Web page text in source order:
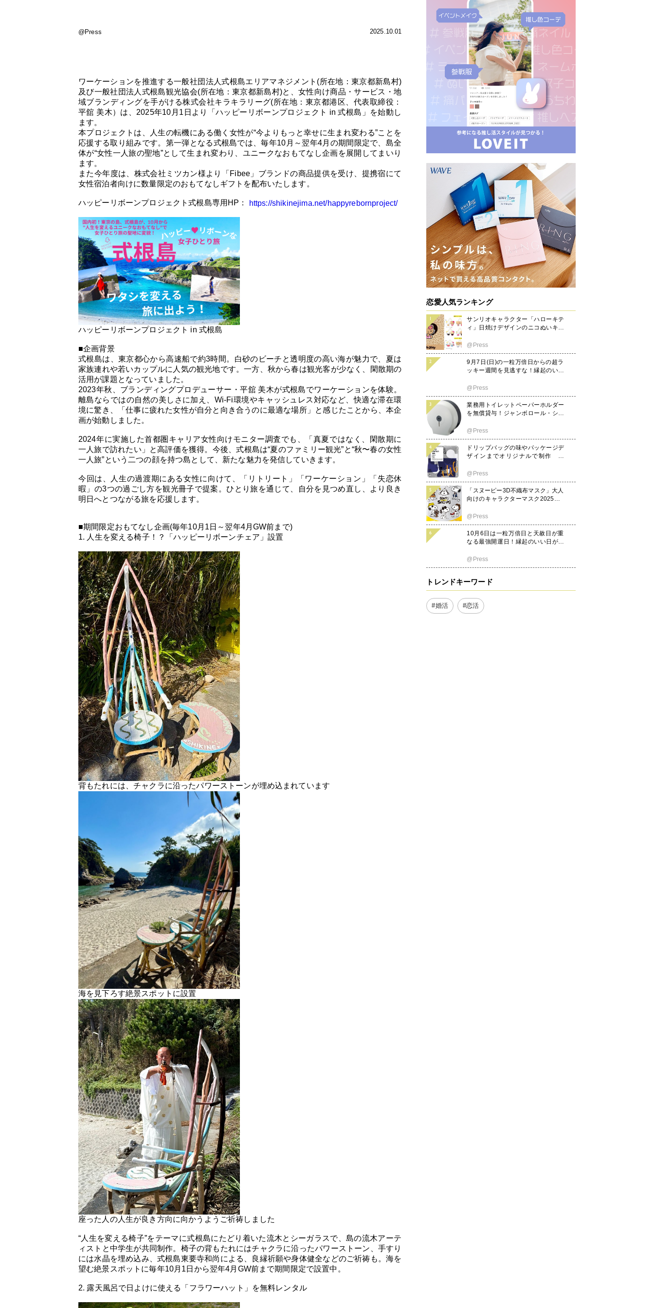
@Press 2025.10.01
ワーケーションを推進する一般社団法人式根島エリアマネジメント(所在地：東京都新島村)
及び一般社団法人式根島観光協会(所在地：東京都新島村)と、女性向け商品・サービス・地
域ブランディングを手がける株式会社キラキラリーグ(所在地：東京都港区、代表取締役：
平舘 美木）は、2025年10月1日より「ハッピーリボーンプロジェクト in 式根島」を始動し
ます。
本プロジェクトは、人生の転機にある働く女性が“今よりもっと幸せに生まれ変わる”ことを
応援する取り組みです。第一弾となる式根島では、毎年10月～翌年4月の期間限定で、島全
体が“女性一人旅の聖地”として生まれ変わり、ユニークなおもてなし企画を展開してまいり
ます。
また今年度は、株式会社ミツカン様より「Fibee」ブランドの商品提供を受け、提携宿にて
女性宿泊者向けに数量限定のおもてなしギフトを配布いたします。
ハッピーリボーンプロジェクト式根島専用HP： https://shikinejima.net/happyrebornproject/
ハッピーリボーンプロジェクト in 式根島
■企画背景
式根島は、東京都心から高速船で約3時間。白砂のビーチと透明度の高い海が魅力で、夏は
家族連れや若いカップルに人気の観光地です。一方、秋から春は観光客が少なく、閑散期の
活用が課題となっていました。
2023年秋、ブランディングプロデューサー・平舘 美木が式根島でワーケーションを体験。
離島ならではの自然の美しさに加え、Wi-Fi環境やキャッシュレス対応など、快適な滞在環
境に驚き、「仕事に疲れた女性が自分と向き合うのに最適な場所」と感じたことから、本企
画が始動しました。
2024年に実施した首都圏キャリア女性向けモニター調査でも、「真夏ではなく、閑散期に
一人旅で訪れたい」と高評価を獲得。今後、式根島は“夏のファミリー観光”と“秋〜春の女性
一人旅”という二つの顔を持つ島として、新たな魅力を発信していきます。
今回は、人生の過渡期にある女性に向けて、「リトリート」「ワーケーション」「失恋休
暇」の3つの過ごし方を観光冊子で提案。ひとり旅を通じて、自分を見つめ直し、より良き
明日へとつながる旅を応援します。
■期間限定おもてなし企画(毎年10月1日～翌年4月GW前まで)
1. 人生を変える椅子！？「ハッピーリボーンチェア」設置
背もたれには、チャクラに沿ったパワーストーンが埋め込まれています
海を見下ろす絶景スポットに設置
座った人の人生が良き方向に向かうようご祈祷しました
“人生を変える椅子”をテーマに式根島にたどり着いた流木とシーガラスで、島の流木アーテ
ィストと中学生が共同制作。椅子の背もたれにはチャクラに沿ったパワーストーン、手すり
には水晶を埋め込み、式根島東要寺和尚による、良縁祈願や身体健全などのご祈祷も。海を
望む絶景スポットに毎年10月1日から翌年4月GW前まで期間限定で設置中。
2. 露天風呂で日よけに使える「フラワーハット」を無料レンタル
恋愛人気ランキング
サンリオキャラクター「ハローキテ
ィ」日焼けデザインのニコぬいキー
@Press
9月7日(日)の一粒万倍日からの超ラ
ッキー週間を見逃すな！縁起のいい
8月版』をziredが無料ダウンロード
配布開始！
@Press
業務用トイレットペーパーホルダー
を無償貸与！ジャンボロール・シー
を決定
@Press
ドリップバッグの味やパッケージデ
ザインまでオリジナルで制作 企
けに制作サービスを本格展開
@Press
「スヌーピー3D不織布マスク」大人
向けのキャラクターマスク2025年8
@Press
10月6日は一粒万倍日と天赦日が重
なる最強開運日！縁起のいい日がわ
版』をziredが無料ダウンロード配布
開始！
@Press
トレンドキーワード
#婚活 #恋活